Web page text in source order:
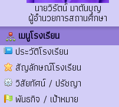
นายวิรัตน์ มาตันบุญ
ผู้อำนวยการสถานศึกษา
เมนูโรงเรียน
ประวัติโรงเรียน
สัญลักษณ์โรงเรียน
วิสัยทัศน์ / ปรัชญา
พันธกิจ / เป้าหมาย